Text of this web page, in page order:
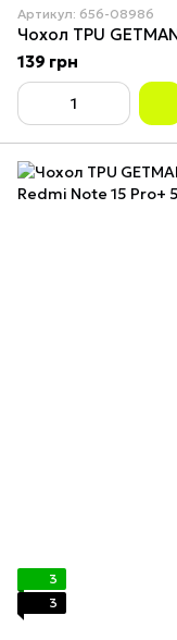
Артикул: 656-08986
139 грн
3
3